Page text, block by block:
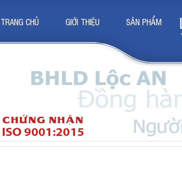
TRANG CHỦ GIỚI THIỆU SẢN PHẨM